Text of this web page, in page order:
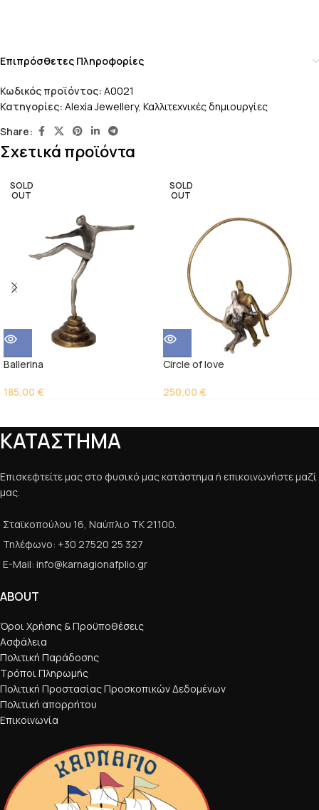
Επιπρόσθετες Πληροφορίες
Κωδικός προϊόντος: A0021
Κατηγορίες: Alexia Jewellery, Καλλιτεχνικές δημιουργίες
Share:
Σχετικά προϊόντα
SOLD
OUT
Ballerina
185,00 €
SOLD
OUT
Circle of love
250,00 €
ΚΑΤΑΣΤΗΜΑ
Επισκεφτείτε μας στο φυσικό μας κατάστημα ή επικοινωνήστε μαζί
μας.
Σταϊκοπούλου 16, Ναύπλιο ΤΚ 21100.
Τηλέφωνο: +30 27520 25 327
E-Mail: info@karnagionafplio.gr
ABOUT
Όροι Χρήσης & Προϋποθέσεις
Ασφάλεια
Πολιτική Παράδοσης
Τρόποι Πληρωμής
Πολιτική Προστασίας Προσκοπικών Δεδομένων
Πολιτική απορρήτου
Επικοινωνία